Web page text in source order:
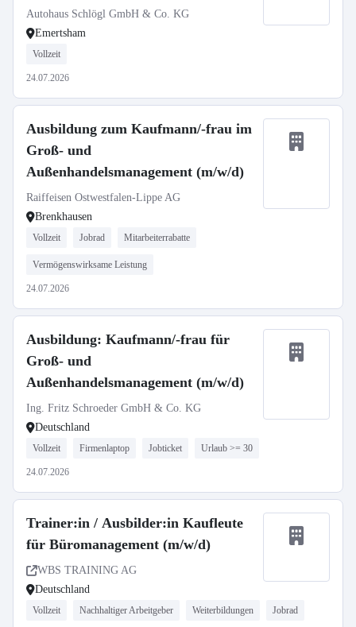
Autohaus Schlögl GmbH & Co. KG
Emertsham
Vollzeit
24.07.2026
Ausbildung zum Kaufmann/-frau im
Groß- und
Außenhandelsmanagement (m/w/d)
Raiffeisen Ostwestfalen-Lippe AG
Brenkhausen
Vollzeit Jobrad Mitarbeiterrabatte
Vermögenswirksame Leistung
24.07.2026
Ausbildung: Kaufmann/-frau für
Groß- und
Außenhandelsmanagement (m/w/d)
Ing. Fritz Schroeder GmbH & Co. KG
Deutschland
Vollzeit Firmenlaptop Jobticket Urlaub >= 30
24.07.2026
Trainer:in / Ausbilder:in Kaufleute
für Büromanagement (m/w/d)
WBS TRAINING AG
Deutschland
Vollzeit Nachhaltiger Arbeitgeber Weiterbildungen Jobrad